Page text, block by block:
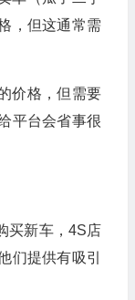
，但这通常需
价格，但需要
平台会省事很
买新车，4S店
们提供有吸引